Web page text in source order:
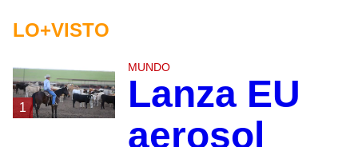
LO+VISTO
1
MUNDO
Lanza EU
aerosol